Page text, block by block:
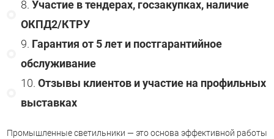
Участие в тендерах, госзакупках, наличие
ОКПД2/КТРУ
Гарантия от 5 лет и постгарантийное
обслуживание
Отзывы клиентов и участие на профильных
выставках
Промышленные светильники — это основа эффективной работы